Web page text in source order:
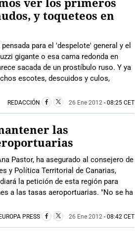
y toqueteos en
para el 'despelote' general y el
gigante o esa cama redonda en
sacada de un prostíbulo ruso. Y ya
escotes, descuidos y culos,
REDACCIÓN 26 Ene 2012 - 08:25 CET
las
Pastor, ha asegurado al consejero de
y Política Territorial de Canarias,
la petición de esta región para
a las tasas aeroportuarias. "No se ha
PRESS 26 Ene 2012 - 08:42 CET